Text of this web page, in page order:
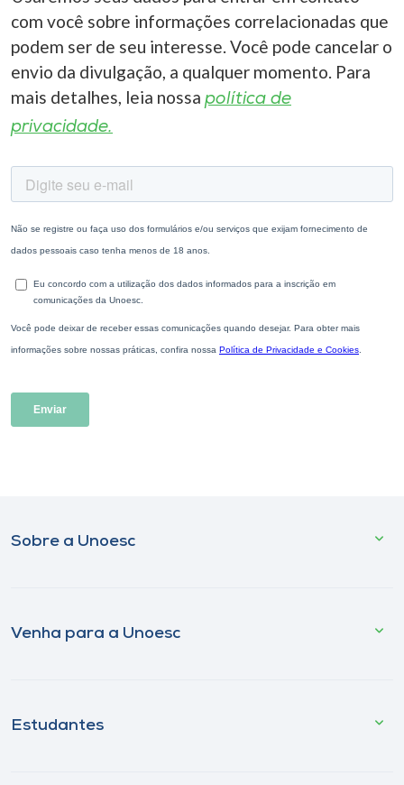
com você sobre informações correlacionadas que
podem ser de seu interesse. Você pode cancelar o
envio da divulgação, a qualquer momento. Para
mais detalhes, leia nossa política de
privacidade.
Sobre a Unoesc
Venha para a Unoesc
Estudantes